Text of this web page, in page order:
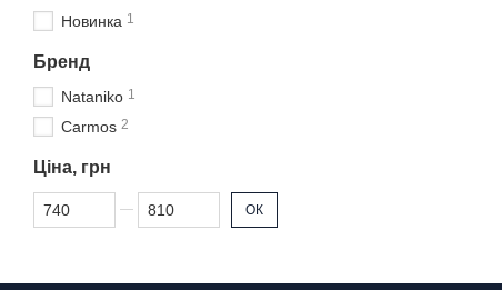
Новинка 1
Бренд
Nataniko 1
Carmos 2
Ціна, грн
Від Ціна, грн
До Ціна, грн ОК